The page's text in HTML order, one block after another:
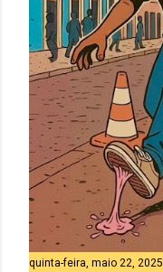
quinta-feira, maio 22, 2025